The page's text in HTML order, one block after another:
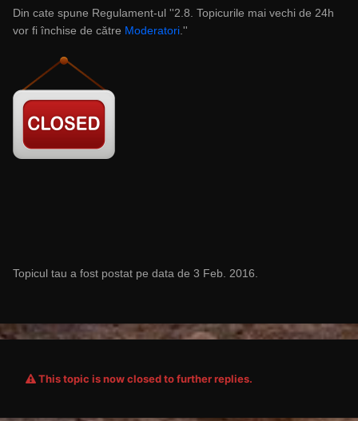
Din cate spune Regulament-ul ''2.8. Topicurile mai vechi de 24h
vor fi închise de către Moderatori .''
Topicul tau a fost postat pe data de 3 Feb. 2016.
This topic is now closed to further replies.